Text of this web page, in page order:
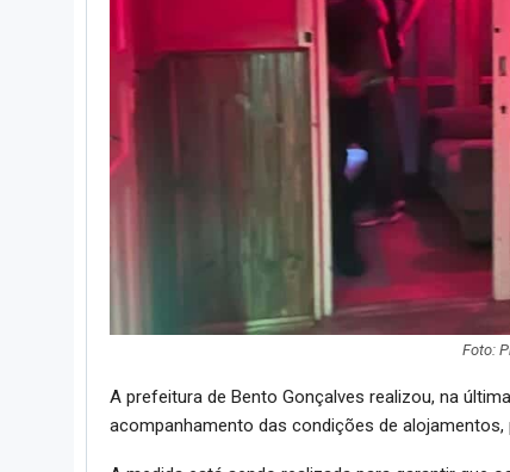
Foto:
A prefeitura de Bento Gonçalves realizou, na
acompanhamento das condições de alojamentos,